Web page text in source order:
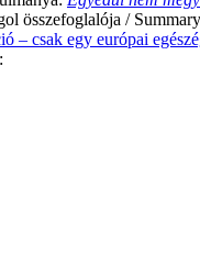
összefoglalója /
– csak egy európai